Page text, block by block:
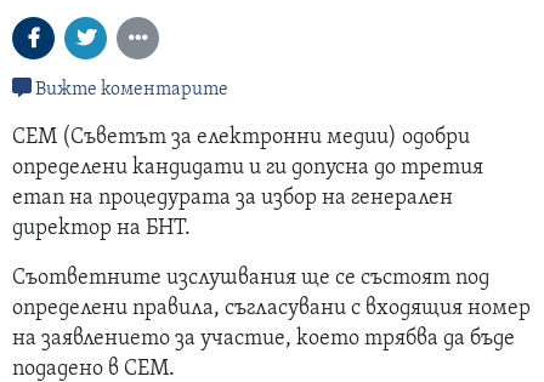
Вижте коментарите
СЕМ (Съветът за електронни медии) одобри
определени кандидати и ги допусна до третия
етап на процедурата за избор на генерален
директор на БНТ.
Съответните изслушвания ще се състоят под
определени правила, съгласувани с входящия номер
на заявлението за участие, което трябва да бъде
подадено в СЕМ.